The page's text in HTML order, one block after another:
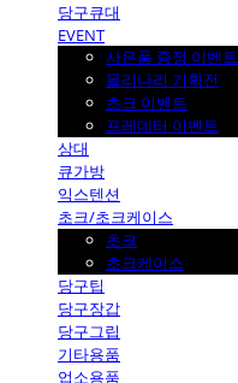
당구큐대
EVENT
사은품 증정 이벤트
몰리나리 기획전
초크 이벤트
프레데터 이벤트
상대
큐가방
익스텐션
초크/초크케이스
초크
초크케이스
당구팁
당구장갑
당구그립
기타용품
업소용품